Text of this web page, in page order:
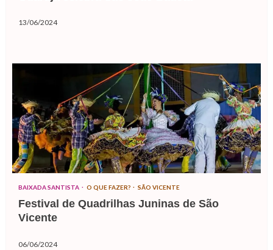
13/06/2024
BAIXADA SANTISTA O QUE FAZER? SÃO VICENTE
Festival de Quadrilhas Juninas de São
Vicente
06/06/2024